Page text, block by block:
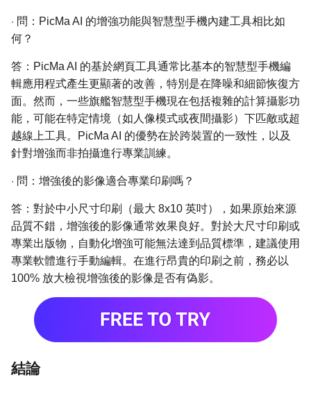
· 問：PicMa AI 的增強功能與智慧型手機內建工具相比如
何？
答：PicMa AI 的基於網頁工具通常比基本的智慧型手機編
輯應用程式產生更顯著的改善，特別是在降噪和細節恢復方
面。然而，一些旗艦智慧型手機現在包括複雜的計算攝影功
能，可能在特定情境（如人像模式或夜間攝影）下匹敵或超
越線上工具。PicMa AI 的優勢在於跨裝置的一致性，以及
針對增強而非拍攝進行專業訓練。
· 問：增強後的影像適合專業印刷嗎？
答：對於中小尺寸印刷（最大 8x10 英吋），如果原始來源
品質不錯，增強後的影像通常效果良好。對於大尺寸印刷或
專業出版物，自動化增強可能無法達到品質標準，建議使用
專業軟體進行手動編輯。在進行昂貴的印刷之前，務必以
100% 放大檢視增強後的影像是否有偽影。
結論